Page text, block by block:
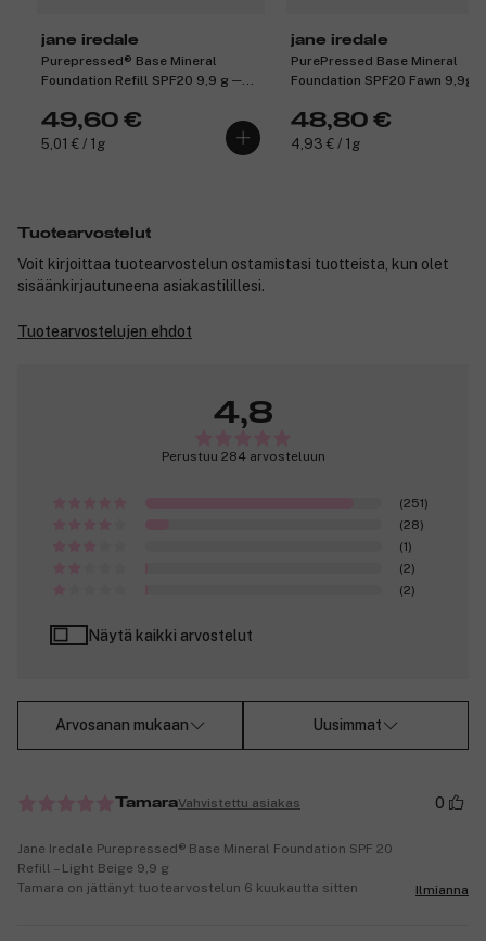
jane iredale
Purepressed® Base Mineral
Foundation Refill SPF20 9,9 g ─
49,60 €
5,01 € / 1g
jane iredale
PurePressed Base Mineral
Foundation SPF20 Fawn 9,9g
48,80 €
4,93 € / 1g
Tuotearvostelut
Voit kirjoittaa tuotearvostelun ostamistasi tuotteista, kun olet
sisäänkirjautuneena asiakastilillesi.
Tuotearvostelujen ehdot
4,8
Perustuu 284 arvosteluun
(251)
(28)
(1)
(2)
(2)
Näytä kaikki arvostelut
Arvosanan mukaan Uusimmat
TamaraVahvistettu asiakas 0
Jane Iredale Purepressed® Base Mineral Foundation SPF 20
Refill – Light Beige 9,9 g
Tamara on jättänyt tuotearvostelun 6 kuukautta sitten
Ilmianna